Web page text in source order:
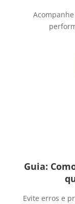
Guia:
Evite erros e